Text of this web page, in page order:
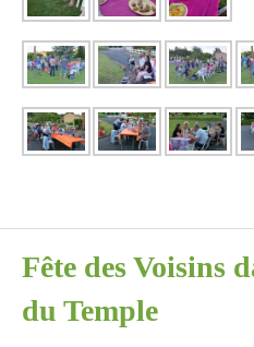
Fête des Voisins
du Temple